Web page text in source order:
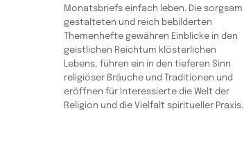
Monatsbriefs einfach leben. Die sorgsam
gestalteten und reich bebilderten
Themenhefte gewähren Einblicke in den
geistlichen Reichtum klösterlichen
Lebens, führen ein in den tieferen Sinn
religiöser Bräuche und Traditionen und
eröffnen für Interessierte die Welt der
Religion und die Vielfalt spiritueller Praxis.